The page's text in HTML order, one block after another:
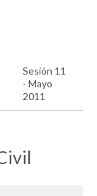
Sesión 11
- Mayo
2011